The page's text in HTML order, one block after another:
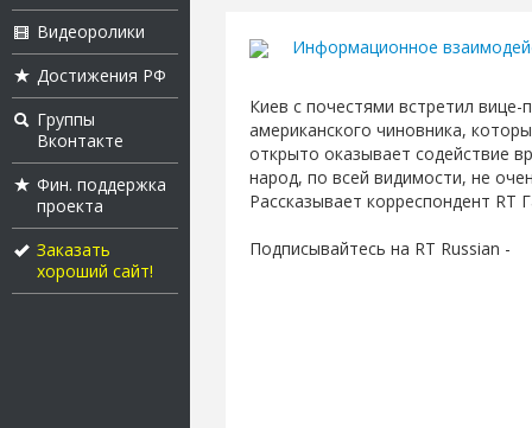
Видеоролики
Достижения РФ
Группы
Вконтакте
Фин. поддержка
проекта
Заказать
хороший сайт!
Информационное
Киев с почестями встретил
американского чиновника,
открыто оказывает содействие
народ, по всей видимости, не
Рассказывает корреспондент RT
Подписывайтесь на RT Russian -